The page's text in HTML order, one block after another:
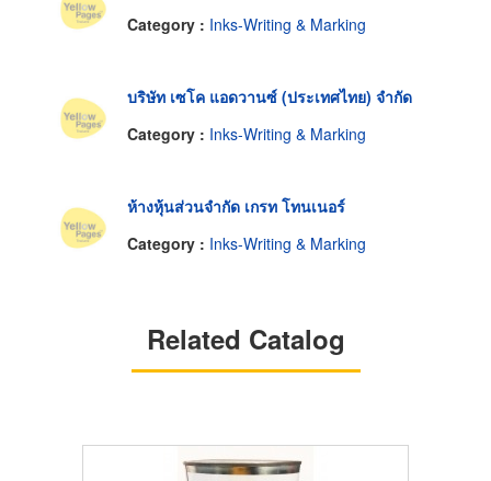
Category : Inks-Writing & Marking
บริษัท เซโค แอดวานซ์ (ประเทศไทย) จำกัด
Category : Inks-Writing & Marking
ห้างหุ้นส่วนจำกัด เกรท โทนเนอร์
Category : Inks-Writing & Marking
Related Catalog